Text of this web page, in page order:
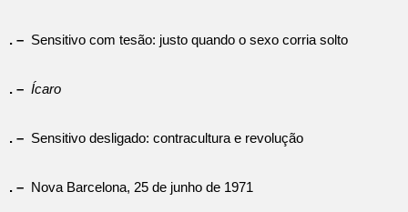
. – Sensitivo com tesão: justo quando o sexo corria solto
. – Ícaro
. – Sensitivo desligado: contracultura e revolução
. – Nova Barcelona, 25 de junho de 1971